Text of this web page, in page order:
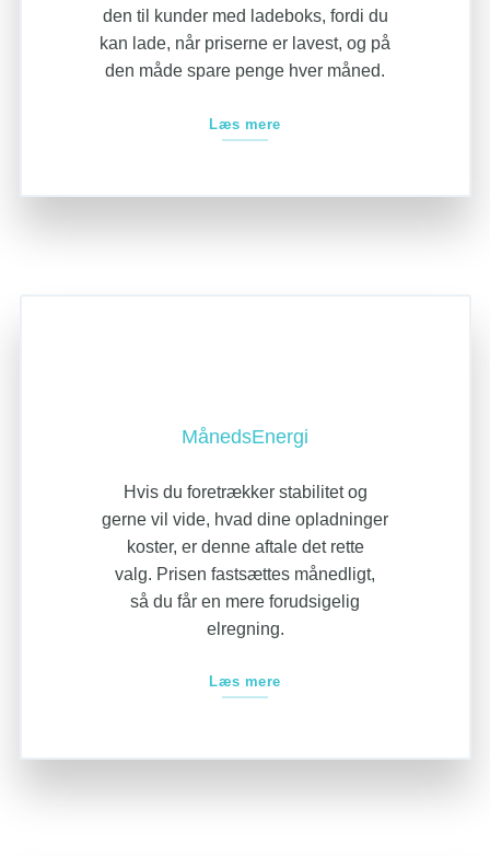
den til kunder med ladeboks, fordi du
kan lade, når priserne er lavest, og på
den måde spare penge hver måned.
Læs mere
MånedsEnergi
Hvis du foretrækker stabilitet og
gerne vil vide, hvad dine opladninger
koster, er denne aftale det rette
valg. Prisen fastsættes månedligt,
så du får en mere forudsigelig
elregning.
Læs mere